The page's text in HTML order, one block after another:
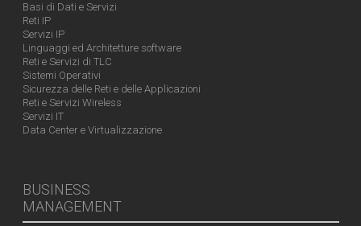
Basi di Dati e Servizi
Reti IP
Servizi IP
Linguaggi ed Architetture software
Reti e Servizi di TLC
Sistemi Operativi
Sicurezza delle Reti e delle Applicazioni
Reti e Servizi Wireless
Servizi IT
Data Center e Virtualizzazione
BUSINESS
MANAGEMENT